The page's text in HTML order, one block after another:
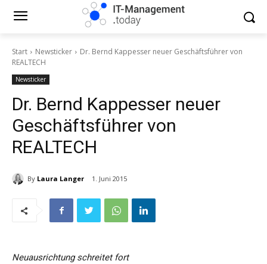
Start Newsticker
Dr. Bernd Kappesser neuer Geschäftsführer von
REALTECH
Newsticker
Dr. Bernd Kappesser neuer
Geschäftsführer von
REALTECH
By Laura Langer 1. Juni 2015
Neuausrichtung schreitet fort